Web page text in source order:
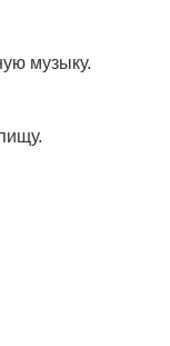
музыку.